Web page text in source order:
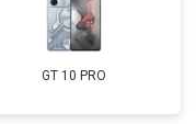
GT 10 PRO